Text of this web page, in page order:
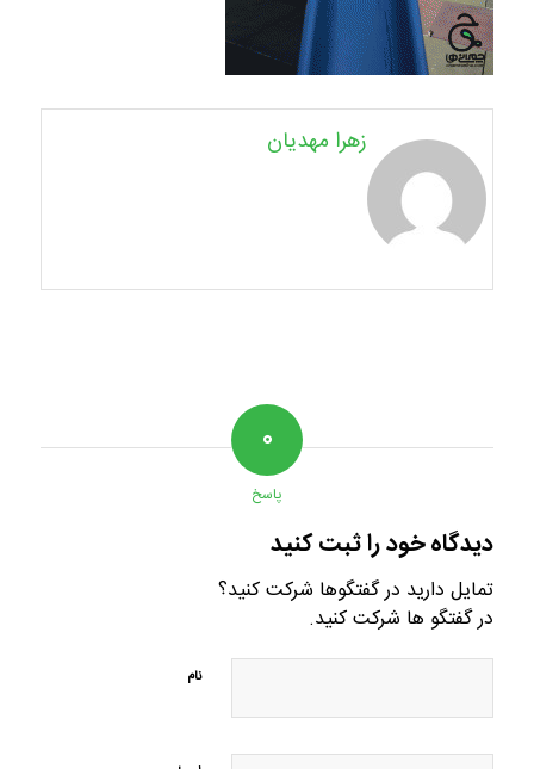
زهرا مهدیان
۰
پاسخ
دیدگاه خود را ثبت کنید
تمایل دارید در گفتگوها شرکت کنید؟
در گفتگو ها شرکت کنید.
نام